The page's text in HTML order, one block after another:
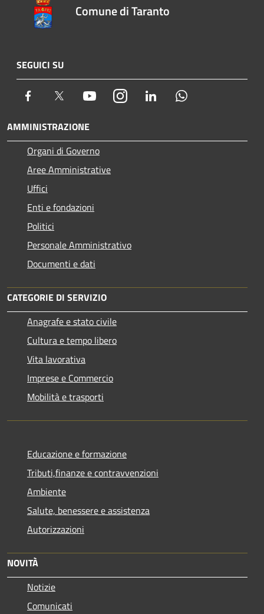
Comune di Taranto
SEGUICI SU
Facebook Twitter YoutubeInstagram LinkedIn
AMMINISTRAZIONE
Organi di Governo
Aree Amministrative
Uffici
Enti e fondazioni
Politici
Personale Amministrativo
Documenti e dati
CATEGORIE DI SERVIZIO
Anagrafe e stato civile
Cultura e tempo libero
Vita lavorativa
Imprese e Commercio
Mobilità e trasporti
Educazione e formazione
Tributi,finanze e contravvenzioni
Ambiente
Salute, benessere e assistenza
Autorizzazioni
NOVITÀ
Notizie
Comunicati